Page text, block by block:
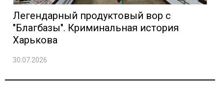
Легендарный продуктовый вор с
"Благбазы". Криминальная история
Харькова
30.07.2026